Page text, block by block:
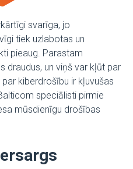
svarīga, jo
tiek uzlabotas un
pieaug. Parastam
draudus, un viņš var kļūt par
kiberdrošību ir kļuvušas
speciālisti pirmie
mūsdienīgu drošības